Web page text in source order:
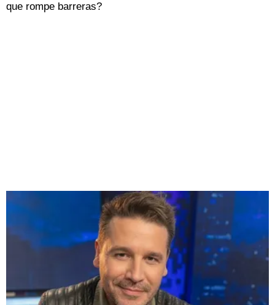
que rompe barreras?